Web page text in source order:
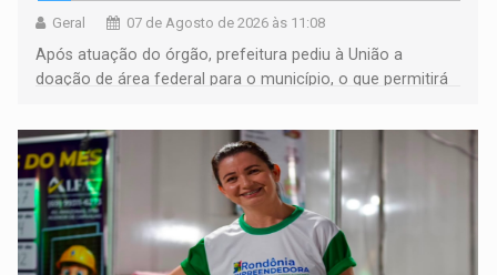
Geral 07 de Agosto de 2026 às 11:08
Após atuação do órgão, prefeitura pediu à União a
doação de área federal para o município, o que permitirá